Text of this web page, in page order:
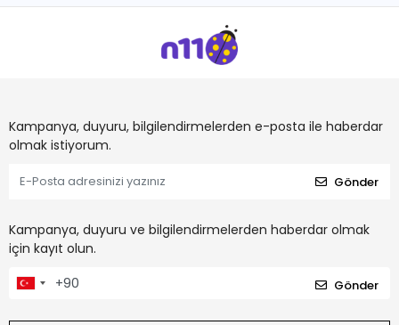
Kampanya, duyuru, bilgilendirmelerden e-posta ile haberdar
olmak istiyorum.
Gönder
Kampanya, duyuru ve bilgilendirmelerden haberdar olmak
için kayıt olun.
Gönder